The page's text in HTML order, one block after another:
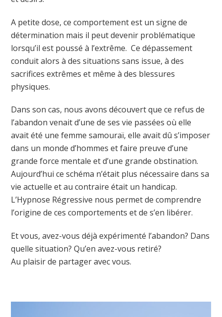
A petite dose, ce comportement est un signe de
détermination mais il peut devenir problématique
lorsqu’il est poussé à l’extrême. Ce dépassement
conduit alors à des situations sans issue, à des
sacrifices extrêmes et même à des blessures
physiques.
Dans son cas, nous avons découvert que ce refus de
l’abandon venait d’une de ses vie passées où elle
avait été une femme samouraï, elle avait dû s’imposer
dans un monde d’hommes et faire preuve d’une
grande force mentale et d’une grande obstination.
Aujourd’hui ce schéma n’était plus nécessaire dans sa
vie actuelle et au contraire était un handicap.
L’Hypnose Régressive nous permet de comprendre
l’origine de ces comportements et de s’en libérer.
Et vous, avez-vous déjà expérimenté l’abandon? Dans
quelle situation? Qu’en avez-vous retiré?
Au plaisir de partager avec vous.